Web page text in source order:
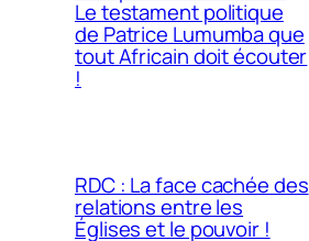
Le testament politique
de Patrice Lumumba que
tout Africain doit écouter
!
RDC : La face cachée des
relations entre les
Églises et le pouvoir !